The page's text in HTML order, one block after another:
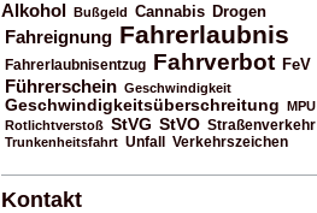
Alkohol Bußgeld Cannabis Drogen
Fahreignung Fahrerlaubnis
Fahrerlaubnisentzug Fahrverbot FeV
Führerschein Geschwindigkeit
Geschwindigkeitsüberschreitung MPU
Rotlichtverstoß StVG StVO Straßenverkehr
Trunkenheitsfahrt Unfall Verkehrszeichen
Kontakt